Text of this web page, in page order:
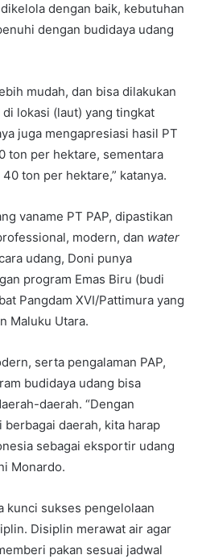
dengan baik, kebutuhan
dengan budidaya udang
mudah, dan bisa dilakukan
lokasi (laut) yang tingkat
juga mengapresiasi hasil PT
ton per hektare, sementara
ton per hektare,” katanya.
vaname PT PAP, dipastikan
modern, dan water
udang, Doni punya
program Emas Biru (budi
Pangdam XVI/Pattimura yang
Maluku Utara.
serta pengalaman PAP,
budidaya udang bisa
daerah. “Dengan
daerah, kita harap
sebagai eksportir udang
Monardo.
kunci sukses pengelolaan
Disiplin merawat air agar
pakan sesuai jadwal